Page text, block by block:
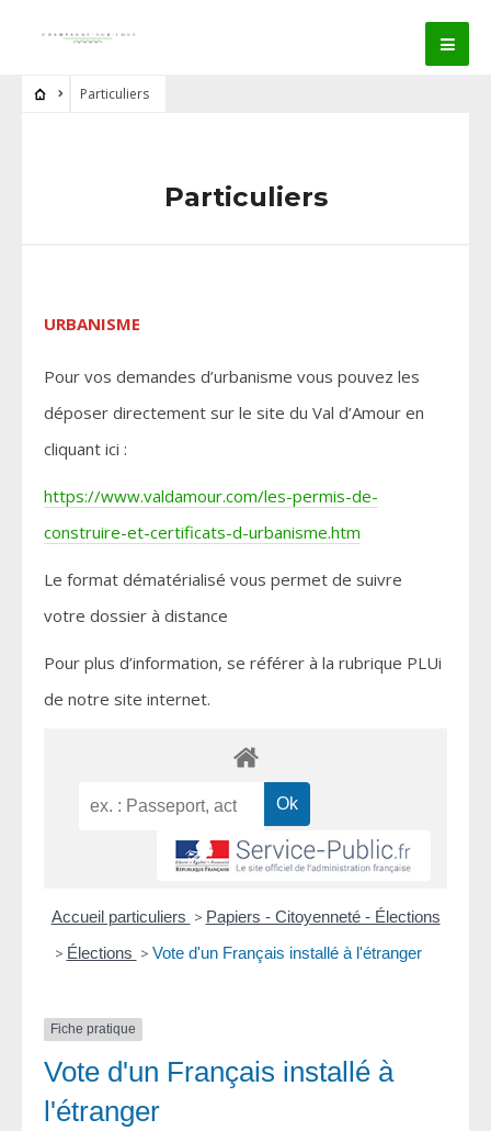
Particuliers
Particuliers
URBANISME
Pour vos demandes d’urbanisme vous pouvez les
déposer directement sur le site du Val d’Amour en
cliquant ici :
https://www.valdamour.com/les-permis-de-
construire-et-certificats-d-urbanisme.htm
Le format dématérialisé vous permet de suivre
votre dossier à distance
Pour plus d’information, se référer à la rubrique PLUi
de notre site internet.
Accueil particuliers > Papiers - Citoyenneté - Élections
> Élections > Vote d'un Français installé à l'étranger
Fiche pratique
Vote d'un Français installé à
l'étranger